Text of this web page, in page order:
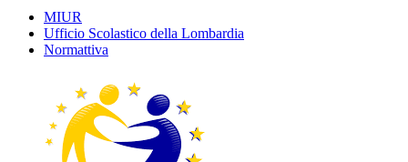
MIUR
Ufficio Scolastico della Lombardia
Normattiva